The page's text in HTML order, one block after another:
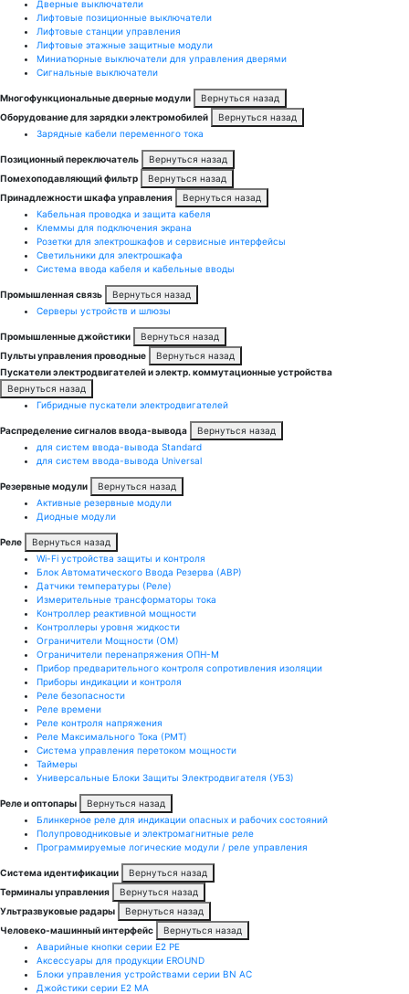
Дверные выключатели
Лифтовые позиционные выключатели
Лифтовые станции управления
Лифтовые этажные защитные модули
Миниатюрные выключатели для управления дверями
Сигнальные выключатели
Многофункциональные дверные модули
Вернуться назад
Оборудование для зарядки электромобилей
Вернуться назад
Зарядные кабели переменного тока
Позиционный переключатель
Вернуться назад
Помехоподавляющий фильтр
Вернуться назад
Принадлежности шкафа управления
Вернуться назад
Кабельная проводка и защита кабеля
Клеммы для подключения экрана
Розетки для электрошкафов и сервисные интерфейсы
Светильники для электрошкафа
Система ввода кабеля и кабельные вводы
Промышленная связь
Вернуться назад
Серверы устройств и шлюзы
Промышленные джойстики
Вернуться назад
Пульты управления проводные
Вернуться назад
Пускатели электродвигателей и электр. коммутационные устройства
Вернуться назад
Гибридные пускатели электродвигателей
Распределение сигналов ввода-вывода
Вернуться назад
для систем ввода-вывода Standard
для систем ввода-вывода Universal
Резервные модули
Вернуться назад
Активные резервные модули
Диодные модули
Реле
Вернуться назад
Wi-Fi устройства защиты и контроля
Блок Автоматического Ввода Резерва (АВР)
Датчики температуры (Реле)
Измерительные трансформаторы тока
Контроллер реактивной мощности
Контроллеры уровня жидкости
Ограничители Мощности (ОМ)
Ограничители перенапряжения ОПН-М
Прибор предварительного контроля сопротивления изоляции
Приборы индикации и контроля
Реле безопасности
Реле времени
Реле контроля напряжения
Реле Максимального Тока (РМТ)
Система управления перетоком мощности
Таймеры
Универсальные Блоки Защиты Электродвигателя (УБЗ)
Реле и оптопары
Вернуться назад
Блинкерное реле для индикации опасных и рабочих состояний
Полупроводниковые и электромагнитные реле
Программируемые логические модули / реле управления
Система идентификации
Вернуться назад
Терминалы управления
Вернуться назад
Ультразвуковые радары
Вернуться назад
Человеко-машинный интерфейс
Вернуться назад
Аварийные кнопки серии E2 PE
Аксессуары для продукции EROUND
Блоки управления устройствами серии BN AC
Джойстики серии E2 MA